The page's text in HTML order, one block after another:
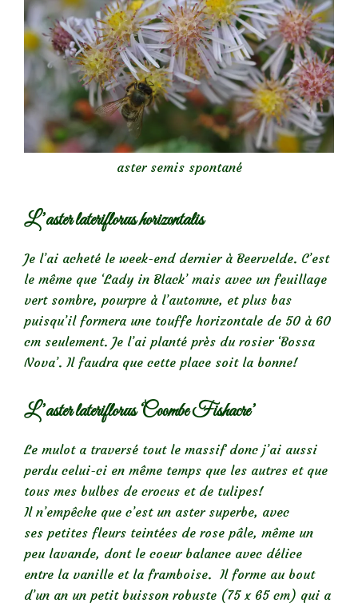
aster semis spontané
L’aster lateriflorus horizontalis
Je l’ai acheté le week-end dernier à Beervelde. C’est
le même que ‘Lady in Black’ mais avec un feuillage
vert sombre, pourpre à l’automne, et plus bas
puisqu’il formera une touffe horizontale de 50 à 60
cm seulement. Je l’ai planté près du rosier ‘Bossa
Nova’. Il faudra que cette place soit la bonne!
L’aster lateriflorus ‘Coombe Fishacre’
Le mulot a traversé tout le massif donc j’ai aussi
perdu celui-ci en même temps que les autres et que
tous mes bulbes de crocus et de tulipes!
Il n’empêche que c’est un aster superbe, avec
ses petites fleurs teintées de rose pâle, même un
peu lavande, dont le coeur balance avec délice
entre la vanille et la framboise. Il forme au bout
d’un an un petit buisson robuste (75 x 65 cm) qui a